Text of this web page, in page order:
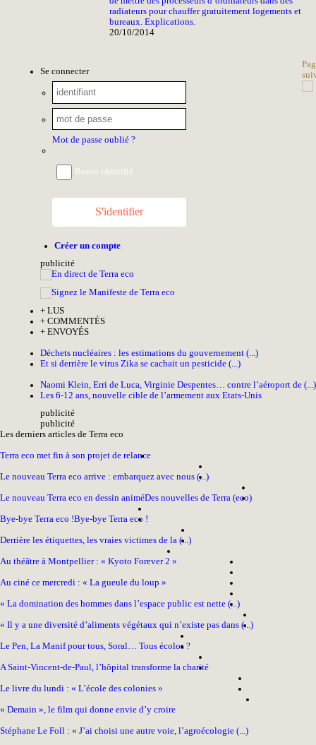
radiateurs pour chauffer gratuitement logements et
bureaux. Explications.
20/10/2014
Se connecter
Mot de passe oublié ?
Rester identifié
S'identifier
Créer un compte
publicité
+ LUS
+ COMMENTÉS
+ ENVOYÉS
Déchets nucléaires : les estimations du gouvernement (...)
Et si derrière le virus Zika se cachait un pesticide (...)
Naomi Klein, Erri de Luca, Virginie Despentes… contre l’aéroport de (...)
Les 6-12 ans, nouvelle cible de l’armement aux Etats-Unis
publicité
publicité
Les derniers articles de Terra eco
Terra eco met fin à son projet de relance
Le nouveau Terra eco arrive : embarquez avec nous (...)
Le nouveau Terra eco en dessin animéDes nouvelles de Terra (eco)
Bye-bye Terra eco !Bye-bye Terra eco !
Derrière les étiquettes, les vraies victimes de la (...)
Au théâtre à Montpellier : « Kyoto Forever 2 »
Au ciné ce mercredi : « La gueule du loup »
« La domination des hommes dans l’espace public est nette (...)
« Il y a une diversité d’aliments végétaux qui n’existe pas dans (...)
Le Pen, La Manif pour tous, Soral… Tous écolos ?
A Saint-Vincent-de-Paul, l’hôpital transforme la charité
Le livre du lundi : « L’école des colonies »
« Demain », le film qui donne envie d’y croire
Stéphane Le Foll : « J’ai choisi une autre voie, l’agroécologie (...)